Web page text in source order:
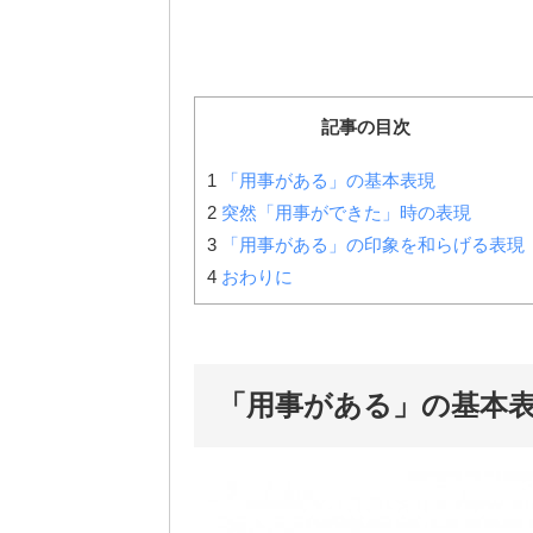
記事の目次
1 「用事がある」の基本表現
2 突然「用事ができた」時の表現
3 「用事がある」の印象を和らげる表現
4 おわりに
「用事がある」の基本